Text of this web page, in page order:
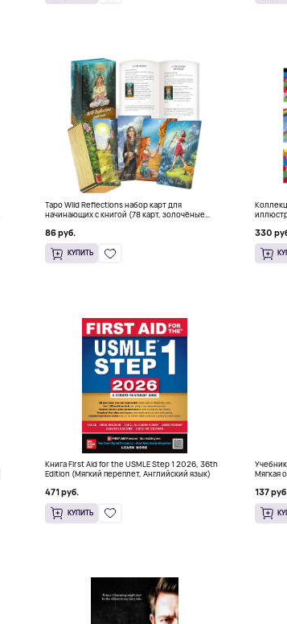
Таро Wild Reflections набор карт для
начинающих с книгой (78 карт, золочёные
86 руб.
КУПИТЬ
330
Книга First Aid for the USMLE Step 1 2026, 36th
Edition (Мягкий переплет, Английский язык)
471 руб.
КУПИТЬ
Мягкая
137